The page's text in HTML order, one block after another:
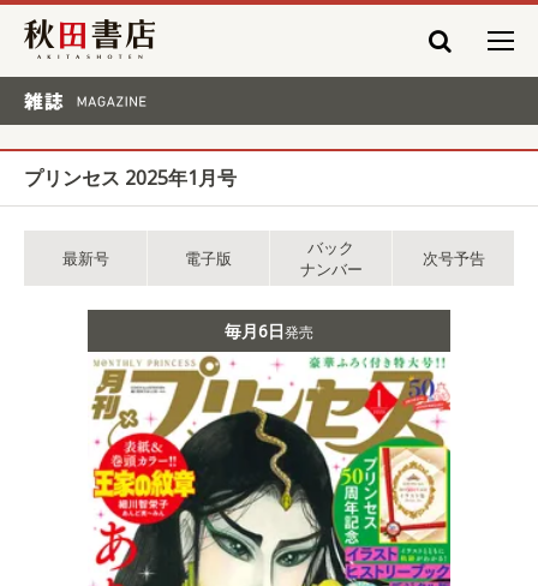
秋田書店
プリンセス 2025年1月号
最新号 電子版
バック
ナンバー
次号予告
毎月6日発売